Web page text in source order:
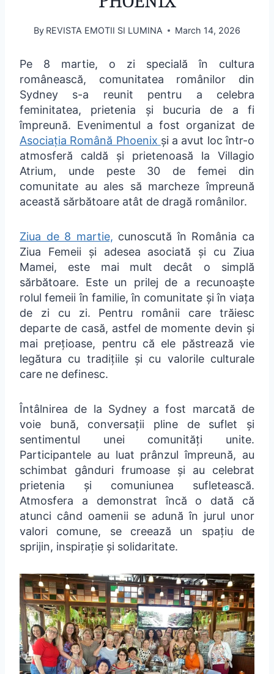
By REVISTA EMOTII SI LUMINA March 14, 2026
Pe 8 martie, o zi specială în cultura
românească, comunitatea românilor din
Sydney s-a reunit pentru a celebra
feminitatea, prietenia și bucuria de a fi
împreună. Evenimentul a fost organizat de
Asociația Română Phoenix și a avut loc într-o
atmosferă caldă și prietenoasă la Villagio
Atrium, unde peste 30 de femei din
comunitate au ales să marcheze împreună
această sărbătoare atât de dragă românilor.
Ziua de 8 martie, cunoscută în România ca
Ziua Femeii și adesea asociată și cu Ziua
Mamei, este mai mult decât o simplă
sărbătoare. Este un prilej de a recunoaște
rolul femeii în familie, în comunitate și în viața
de zi cu zi. Pentru românii care trăiesc
departe de casă, astfel de momente devin și
mai prețioase, pentru că ele păstrează vie
legătura cu tradițiile și cu valorile culturale
care ne definesc.
Întâlnirea de la Sydney a fost marcată de
voie bună, conversații pline de suflet și
sentimentul unei comunități unite.
Participantele au luat prânzul împreună, au
schimbat gânduri frumoase și au celebrat
prietenia și comuniunea sufletească.
Atmosfera a demonstrat încă o dată că
atunci când oamenii se adună în jurul unor
valori comune, se creează un spațiu de
sprijin, inspirație și solidaritate.